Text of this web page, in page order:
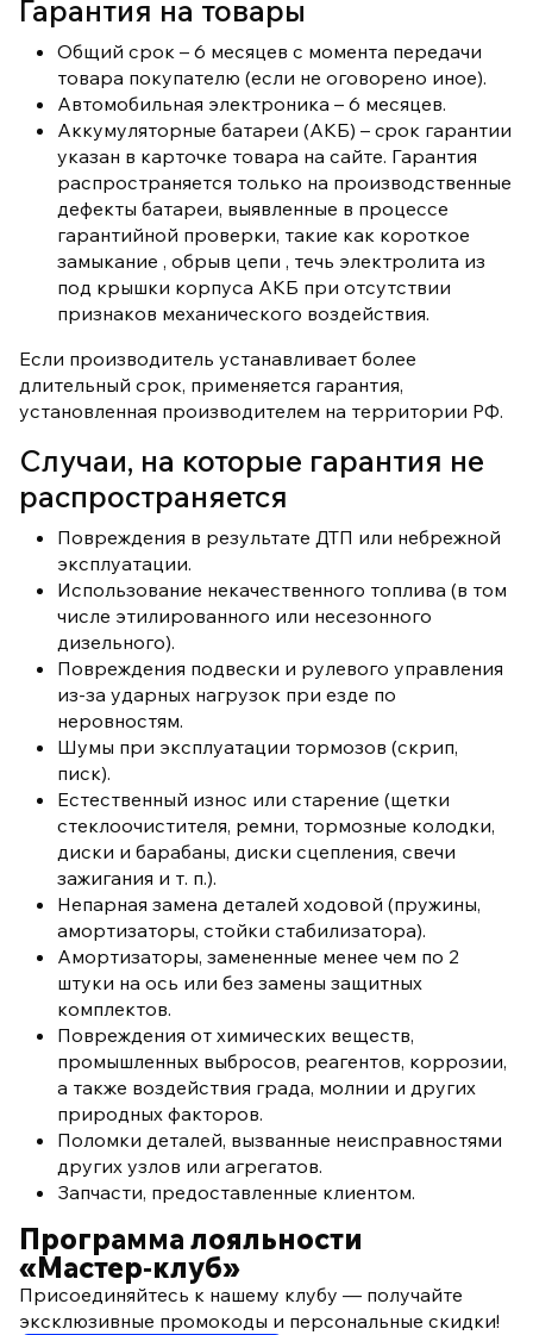
Гарантия на товары
Общий срок – 6 месяцев с момента передачи
товара покупателю (если не оговорено иное).
Автомобильная электроника – 6 месяцев.
Аккумуляторные батареи (АКБ) – cрок гарантии
указан в карточке товара на сайте. Гарантия
распространяется только на производственные
дефекты батареи, выявленные в процессе
гарантийной проверки, такие как короткое
замыкание , обрыв цепи , течь электролита из
под крышки корпуса АКБ при отсутствии
признаков механического воздействия.
Если производитель устанавливает более
длительный срок, применяется гарантия,
установленная производителем на территории РФ.
Случаи, на которые гарантия не
распространяется
Повреждения в результате ДТП или небрежной
эксплуатации.
Использование некачественного топлива (в том
числе этилированного или несезонного
дизельного).
Повреждения подвески и рулевого управления
из-за ударных нагрузок при езде по
неровностям.
Шумы при эксплуатации тормозов (скрип,
писк).
Естественный износ или старение (щетки
стеклоочистителя, ремни, тормозные колодки,
диски и барабаны, диски сцепления, свечи
зажигания и т. п.).
Непарная замена деталей ходовой (пружины,
амортизаторы, стойки стабилизатора).
Амортизаторы, замененные менее чем по 2
штуки на ось или без замены защитных
комплектов.
Повреждения от химических веществ,
промышленных выбросов, реагентов, коррозии,
а также воздействия града, молнии и других
природных факторов.
Поломки деталей, вызванные неисправностями
других узлов или агрегатов.
Запчасти, предоставленные клиентом.
Программа лояльности
«Мастер‑клуб»
Присоединяйтесь к нашему клубу — получайте
эксклюзивные промокоды и персональные скидки!